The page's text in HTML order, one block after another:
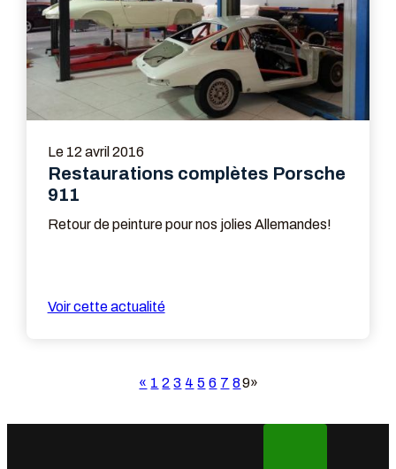
Le 12 avril 2016
Restaurations complètes Porsche
911
Retour de peinture pour nos jolies Allemandes!
Voir cette actualité
« 1 2 3 4 5 6 7 89»